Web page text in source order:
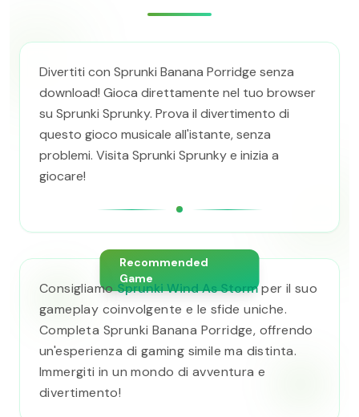
Divertiti con Sprunki Banana Porridge senza
download! Gioca direttamente nel tuo browser
su Sprunki Sprunky. Prova il divertimento di
questo gioco musicale all'istante, senza
problemi. Visita Sprunki Sprunky e inizia a
giocare!
Recommended
Game
ConsigliamoSprunki Wind As Stormper il suo
gameplay coinvolgente e le sfide uniche.
Completa Sprunki Banana Porridge, offrendo
un'esperienza di gaming simile ma distinta.
Immergiti in un mondo di avventura e
divertimento!